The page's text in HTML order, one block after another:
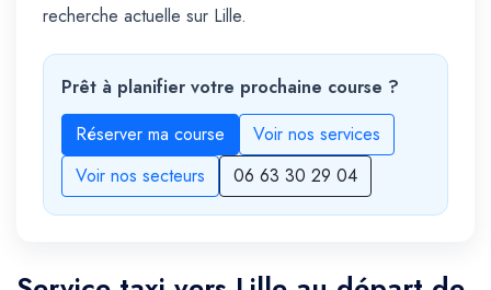
recherche actuelle sur Lille.
Prêt à planifier votre prochaine course ?
Réserver ma course
Voir nos services
Voir nos secteurs
06 63 30 29 04